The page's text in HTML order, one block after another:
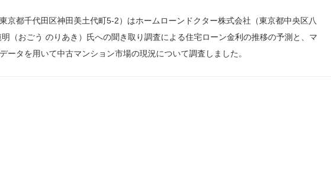
京都千代田区神田美土代町5-2）はホームローンドクター株式会社（東京都中央区八
（おごう のりあき）氏への聞き取り調査による住宅ローン金利の推移の予測と、マ
ータを用いて中古マンション市場の現況について調査しました。